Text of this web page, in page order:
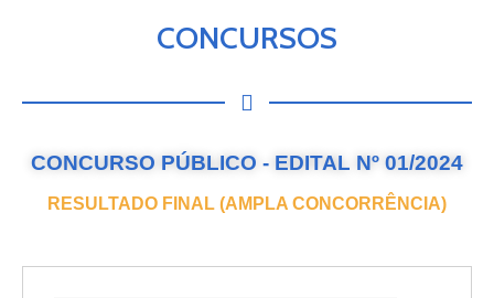
Fiscal
CONCURSOS
CONCURSO PÚBLICO - EDITAL Nº 01/2024
RESULTADO FINAL (AMPLA CONCORRÊNCIA)